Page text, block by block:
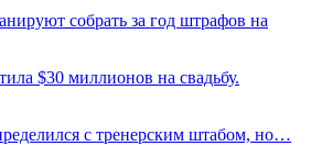
собрать за год штрафов на
$30 миллионов на свадьбу.
с тренерским штабом, но…